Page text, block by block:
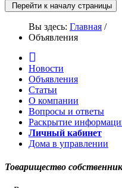
Перейти к началу страницы
Вы здесь: Главная /
Объявления
Новости
Объявления
Статьи
О компании
Вопросы и ответы
Раскрытие
Личный кабинет
Дома в управлении
Товарищество